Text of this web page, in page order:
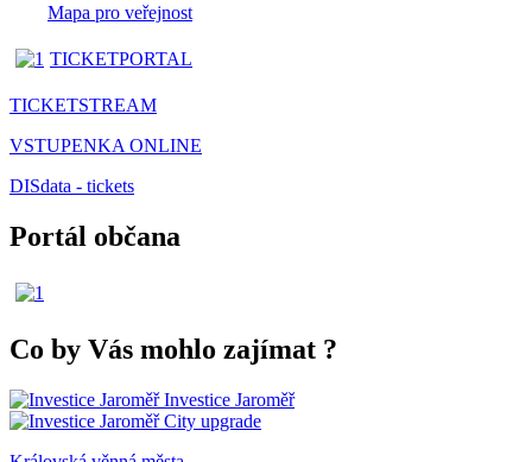
Mapa pro veřejnost
TICKETPORTAL
TICKETSTREAM
VSTUPENKA ONLINE
DISdata - tickets
Portál občana
Co by Vás mohlo zajímat ?
Investice Jaroměř
City upgrade